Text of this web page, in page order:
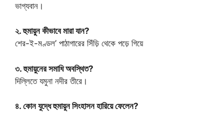
ভাগ্যবান।
২. হুমায়ুন কীভাবে মারা যান?
শের-ই-মণ্ডল’ পাঠাগারের সিঁড়ি থেকে পড়ে গিয়ে
৩. হুমায়ুনের সমাধি অবস্থিত?
দিল্লিতে যমুনা নদীর তীরে।
৪. কোন যুদ্ধে হুমায়ুন সিংহাসন হারিয়ে ফেলেন?